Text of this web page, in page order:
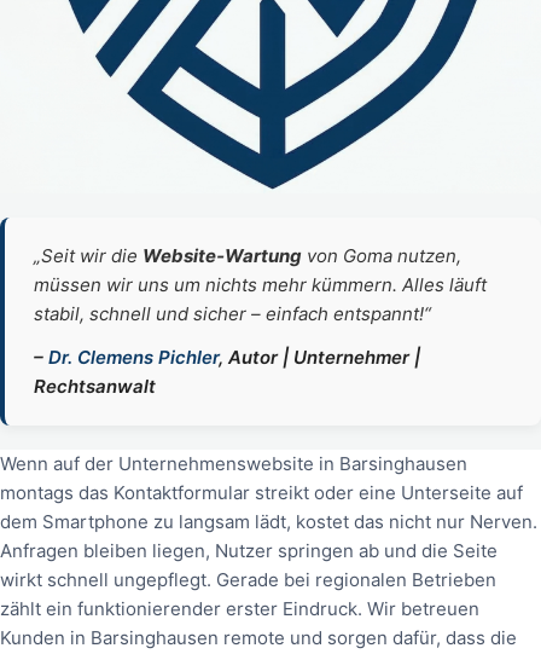
„Seit wir die Website‑Wartung von Goma nutzen,
müssen wir uns um nichts mehr kümmern. Alles läuft
stabil, schnell und sicher – einfach entspannt!“
– Dr. Clemens Pichler, Autor | Unternehmer |
Rechtsanwalt
Wenn auf der Unternehmenswebsite in Barsinghausen
montags das Kontaktformular streikt oder eine Unterseite auf
dem Smartphone zu langsam lädt, kostet das nicht nur Nerven.
Anfragen bleiben liegen, Nutzer springen ab und die Seite
wirkt schnell ungepflegt. Gerade bei regionalen Betrieben
zählt ein funktionierender erster Eindruck. Wir betreuen
Kunden in Barsinghausen remote und sorgen dafür, dass die